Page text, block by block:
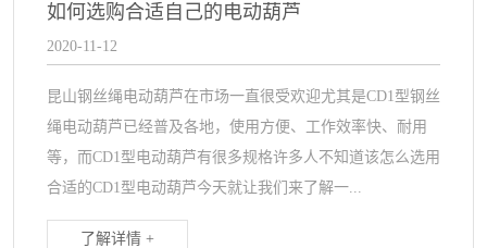
如何选购合适自己的电动葫芦
2020-11-12
昆山钢丝绳电动葫芦在市场一直很受欢迎尤其是CD1型钢丝
绳电动葫芦已经普及各地，使用方便、工作效率快、耐用
等，而CD1型电动葫芦有很多规格许多人不知道该怎么选用
合适的CD1型电动葫芦今天就让我们来了解一...
了解详情 +